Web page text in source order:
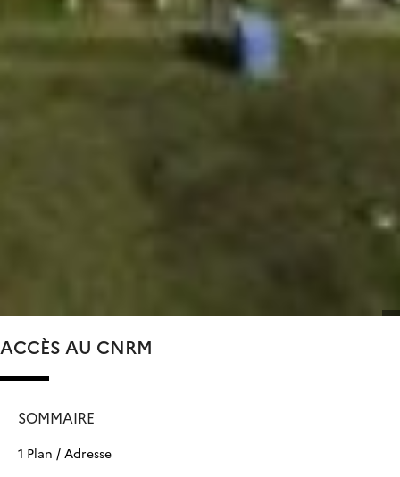
ACCÈS AU CNRM
SOMMAIRE
1 Plan / Adresse